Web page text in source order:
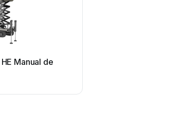
Manual de